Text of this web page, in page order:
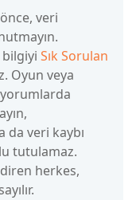
veri
bilgiyi Sık Sorulan
Oyun veya
yorumlarda
veri kaybı
tutulamaz.
herkes,